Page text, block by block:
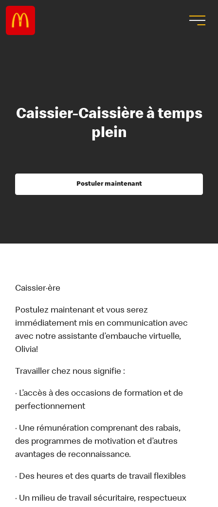
Caissier-Caissière à temps
plein
Postuler maintenant
Caissier·ère
Postulez maintenant et vous serez
immédiatement mis en communication avec
avec notre assistante d’embauche virtuelle,
Olivia!
Travailler chez nous signifie :
· L’accès à des occasions de formation et de
perfectionnement
· Une rémunération comprenant des rabais,
des programmes de motivation et d’autres
avantages de reconnaissance.
· Des heures et des quarts de travail flexibles
· Un milieu de travail sécuritaire, respectueux